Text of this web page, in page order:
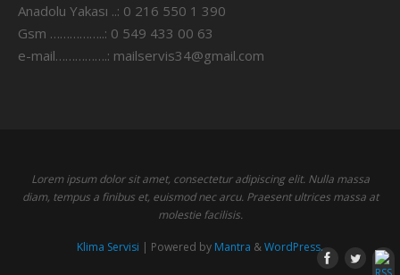
Anadolu Yakası ..: 0 216 550 1 390
Gsm ……………..: 0 549 433 00 63
e-mail…………….: mailservis34@gmail.com
Lorem ipsum dolor sit amet, consectetur adipiscing elit. Nulla massa
diam, tempus a finibus et, euismod nec arcu. Praesent ultrices massa at
molestie facilisis.
Klima Servisi | Powered by Mantra &WordPress.